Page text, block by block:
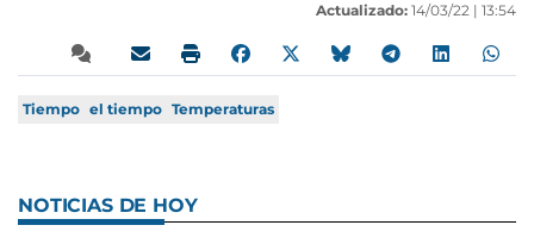
Actualizado: 14/03/22 | 13:54
Tiempo el tiempo Temperaturas
NOTICIAS DE HOY